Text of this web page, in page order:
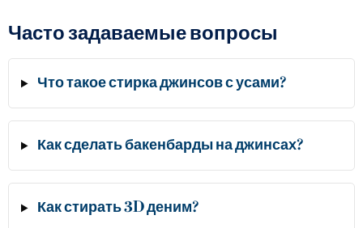
Часто задаваемые вопросы
Что такое стирка джинсов с усами?
Как сделать бакенбарды на джинсах?
Как стирать 3D деним?